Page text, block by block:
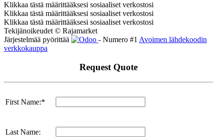
Klikkaa tästä määrittääksesi sosiaaliset verkostosi
Klikkaa tästä määrittääksesi sosiaaliset verkostosi
Klikkaa tästä määrittääksesi sosiaaliset verkostosi
Tekijänoikeudet © Rajamarket
Järjestelmää pyörittää
- Numero #1 Avoimen lähdekoodin
verkkokauppa
Request Quote
First Name:*
Last Name: